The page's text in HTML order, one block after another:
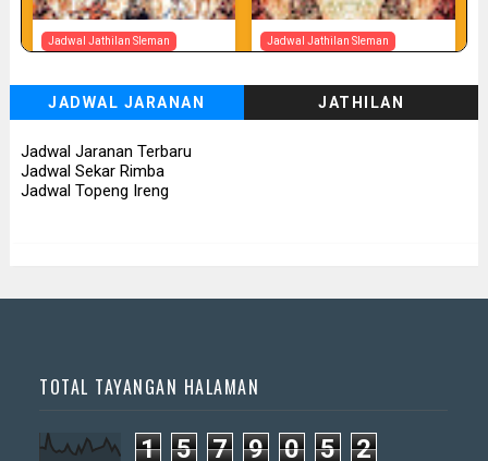
Jadwal Jathilan Sleman
📅 Besok (7/8)
Jadwal Jathilan Sleman
📅 Besok (7/8)
JADWAL JARANAN JATHILAN
Jadwal Jaranan Terbaru
Jadwal Sekar Rimba
Jadwal Topeng Ireng
TOTAL TAYANGAN HALAMAN
1 5 7 9 0 5 2